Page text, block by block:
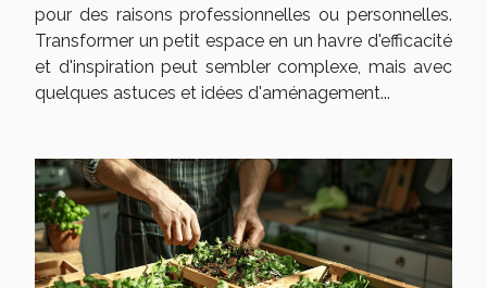
pour des raisons professionnelles ou personnelles.
Transformer un petit espace en un havre d'efficacité
et d'inspiration peut sembler complexe, mais avec
quelques astuces et idées d'aménagement...